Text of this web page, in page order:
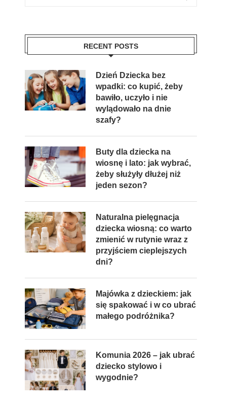
RECENT POSTS
Dzień Dziecka bez
wpadki: co kupić, żeby
bawiło, uczyło i nie
wylądowało na dnie
szafy?
Buty dla dziecka na
wiosnę i lato: jak wybrać,
żeby służyły dłużej niż
jeden sezon?
Naturalna pielęgnacja
dziecka wiosną: co warto
zmienić w rutynie wraz z
przyjściem cieplejszych
dni?
Majówka z dzieckiem: jak
się spakować i w co ubrać
małego podróżnika?
Komunia 2026 – jak ubrać
dziecko stylowo i
wygodnie?